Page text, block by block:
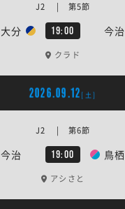
大分 19:00 今治
J2 | 第5節
クラド
2026.09.12 [土]
今治 19:00 鳥栖
J2 | 第6節
アシさと